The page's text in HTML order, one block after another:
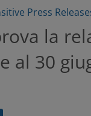
Press
la
al 30